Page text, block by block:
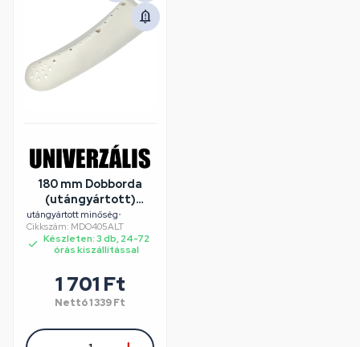
180 mm Dobborda
(utángyártott)
CANDY mosógép
utángyártott minőség•
Cikkszám: MDO405ALT
Készleten: 3 db, 24-72
órás kiszállítással
1 701 Ft
Nettó1 339 Ft